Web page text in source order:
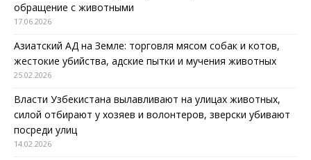
обращение с животными
17.06.2026
Азиатский АД на Земле: торговля мясом собак и котов,
жестокие убийства, адские пытки и мучения животных
25.02.2026
Власти Узбекистана вылавливают на улицах животных,
силой отбирают у хозяев и волонтеров, зверски убивают
посреди улиц
14.02.2026